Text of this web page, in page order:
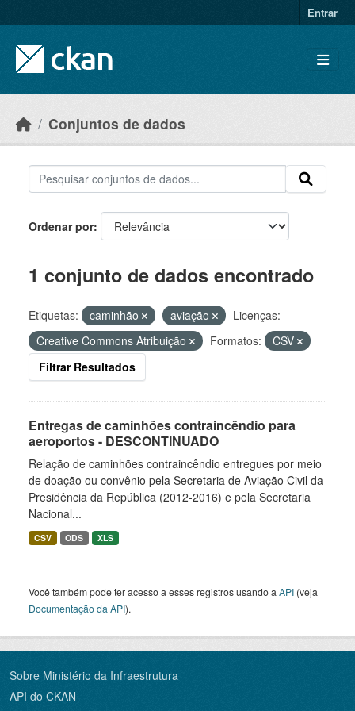
Entrar
Conjuntos de dados
Ordenar por
1 conjunto de dados encontrado
Etiquetas: caminhão aviação
Licenças:
Creative Commons Atribuição
Formatos:
CSV
Filtrar Resultados
Entregas de caminhões contraincêndio para
aeroportos - DESCONTINUADO
Relação de caminhões contraincêndio entregues por meio
de doação ou convênio pela Secretaria de Aviação Civil da
Presidência da República (2012-2016) e pela Secretaria
Nacional...
CSV ODS XLS
Você também pode ter acesso a esses registros usando a API (veja
Documentação da API).
Sobre Ministério da Infraestrutura
API do CKAN